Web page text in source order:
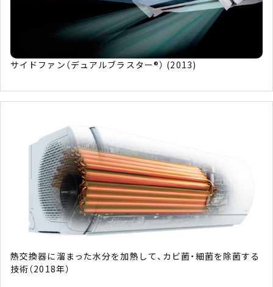
サイドファン（デュアルブラスター®） (2013)
熱交換器に溜まった水分を加熱して、カビ菌・細菌を除菌する
技術（2018年）